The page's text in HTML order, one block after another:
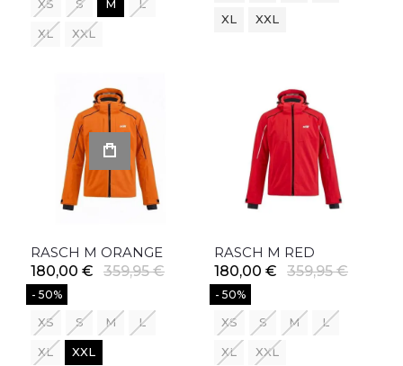
XS S M L
XL XXL
XL XXL
RASCH M ORANGE
180,00 €
359,95 €
- 50%
XS S M L
XL XXL
RASCH M RED
180,00 €
359,95 €
- 50%
XS S M L
XL XXL